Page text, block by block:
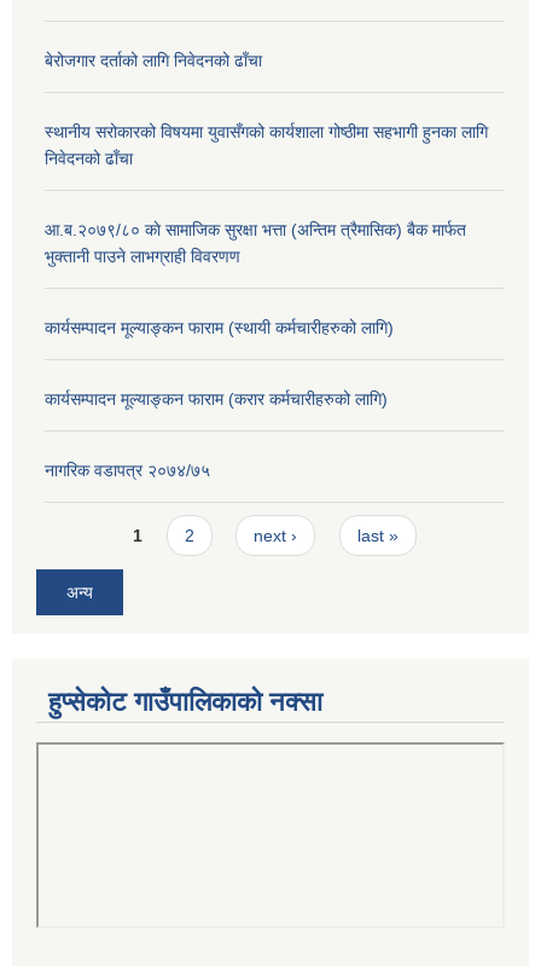
बेरोजगार दर्ताको लागि निवेदनको ढाँचा
स्थानीय सरोकारको विषयमा युवासँगको कार्यशाला गोष्ठीमा सहभागी हुनका लागि
निवेदनको ढाँचा
आ.ब.२०७९/८० काे सामाजिक सुरक्षा भत्ता (अन्तिम त्रैमासिक) बैक मार्फत
भुक्तानी पाउने लाभग्राही विवरणण
कार्यसम्पादन मूल्याङ्कन फाराम (स्थायी कर्मचारीहरुको लागि)
कार्यसम्पादन मूल्याङ्कन फाराम (करार कर्मचारीहरुको लागि)
नागरिक वडापत्र २०७४/७५
Pages1 2 next › last »
अन्य
हुप्सेकोट गाउँपालिकाको नक्सा